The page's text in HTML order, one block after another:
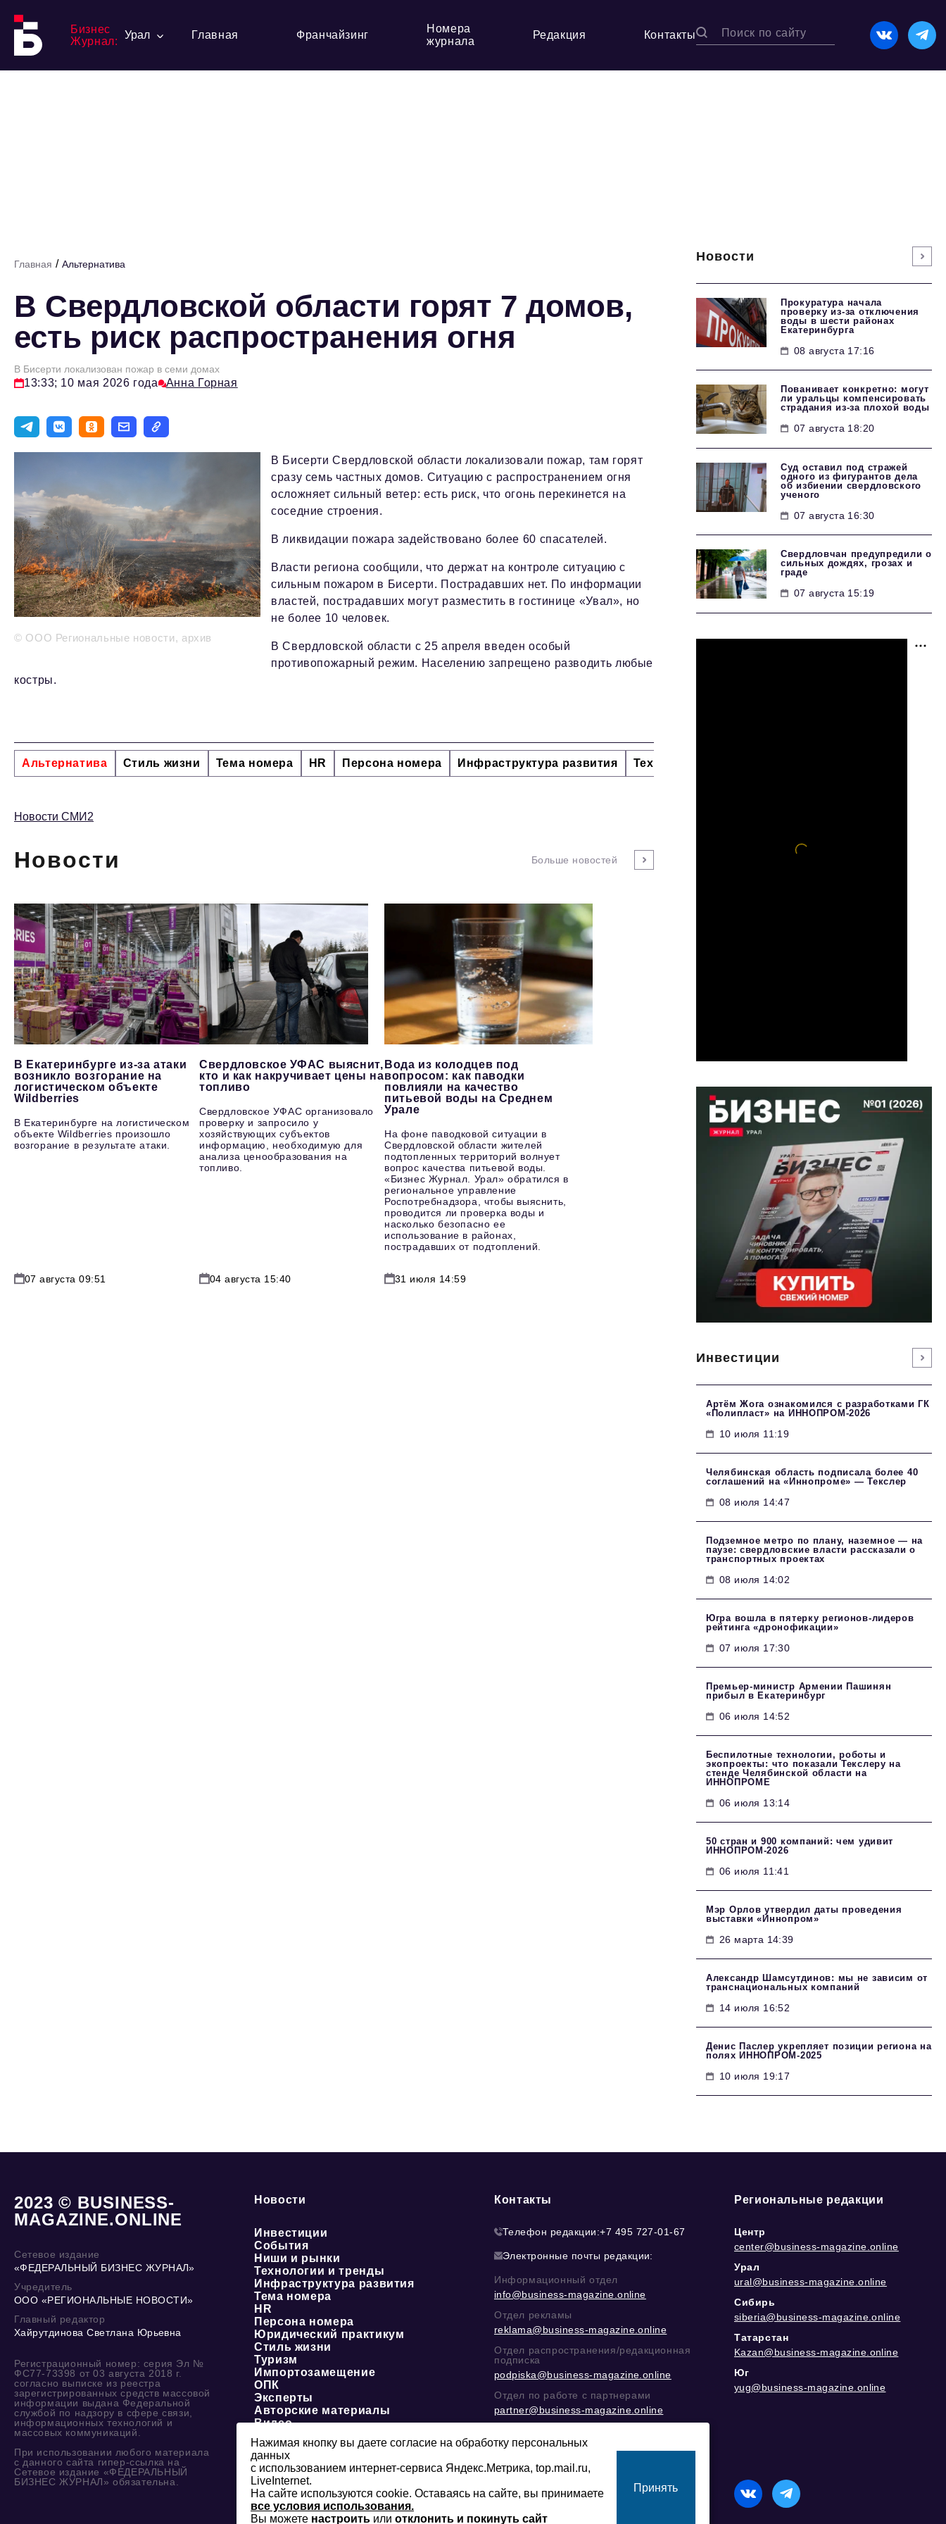
Бизнес
Журнал:
Урал Главная Франчайзинг
Номера
журнала
Редакция Контакты
Главная / Альтернатива
В Свердловской области горят 7 домов,
есть риск распространения огня
В Бисерти локализован пожар в семи домах
13:33; 10 мая 2026 года Анна Горная
© ООО Региональные новости, архив
В Бисерти Свердловской области локализовали пожар, там горят
сразу семь частных домов. Ситуацию с распространением огня
осложняет сильный ветер: есть риск, что огонь перекинется на
соседние строения.
В ликвидации пожара задействовано более 60 спасателей.
Власти региона сообщили, что держат на контроле ситуацию с
сильным пожаром в Бисерти. Пострадавших нет. По информации
властей, пострадавших могут разместить в гостинице «Увал», но
не более 10 человек.
В Свердловской области с 25 апреля введен особый
противопожарный режим. Населению запрещено разводить любые
костры.
Альтернатива Стиль жизни Тема номера HR Персона номера Инфраструктура развития Технологии и тренды
Новости СМИ2
Новости Больше новостей
В Екатеринбурге из-за атаки
возникло возгорание на
логистическом объекте
Wildberries
В Екатеринбурге на логистическом
объекте Wildberries произошло
возгорание в результате атаки.
07 августа 09:51
Свердловское УФАС выяснит,
кто и как накручивает цены на
топливо
Свердловское УФАС организовало
проверку и запросило у
хозяйствующих субъектов
информацию, необходимую для
анализа ценообразования на
топливо.
04 августа 15:40
Вода из колодцев под
вопросом: как паводки
повлияли на качество
питьевой воды на Среднем
Урале
На фоне паводковой ситуации в
Свердловской области жителей
подтопленных территорий волнует
вопрос качества питьевой воды.
«Бизнес Журнал. Урал» обратился в
региональное управление
Роспотребнадзора, чтобы выяснить,
проводится ли проверка воды и
насколько безопасно ее
использование в районах,
пострадавших от подтоплений.
31 июля 14:59
Новости
Прокуратура начала
проверку из-за отключения
воды в шести районах
Екатеринбурга
08 августа 17:16
Пованивает конкретно: могут
ли уральцы компенсировать
страдания из-за плохой воды
07 августа 18:20
Суд оставил под стражей
одного из фигурантов дела
об избиении свердловского
ученого
07 августа 16:30
Свердловчан предупредили о
сильных дождях, грозах и
граде
07 августа 15:19
Инвестиции
Артём Жога ознакомился с разработками ГК
«Полипласт» на ИННОПРОМ-2026
10 июля 11:19
Челябинская область подписала более 40
соглашений на «Иннопроме» — Текслер
08 июля 14:47
Подземное метро по плану, наземное — на
паузе: свердловские власти рассказали о
транспортных проектах
08 июля 14:02
Югра вошла в пятерку регионов-лидеров
рейтинга «дронофикации»
07 июля 17:30
Премьер-министр Армении Пашинян
прибыл в Екатеринбург
06 июля 14:52
Беспилотные технологии, роботы и
экопроекты: что показали Текслеру на
стенде Челябинской области на
ИННОПРОМЕ
06 июля 13:14
50 стран и 900 компаний: чем удивит
ИННОПРОМ‑2026
06 июля 11:41
Мэр Орлов утвердил даты проведения
выставки «Иннопром»
26 марта 14:39
Александр Шамсутдинов: мы не зависим от
транснациональных компаний
14 июля 16:52
Денис Паслер укрепляет позиции региона на
полях ИННОПРОМ-2025
10 июля 19:17
2023 © BUSINESS-
MAGAZINE.ONLINE
Сетевое издание
«ФЕДЕРАЛЬНЫЙ БИЗНЕС ЖУРНАЛ»
Учредитель
ООО «РЕГИОНАЛЬНЫЕ НОВОСТИ»
Главный редактор
Хайрутдинова Светлана Юрьевна
Регистрационный номер: серия Эл №
ФС77-73398 от 03 августа 2018 г.
согласно выписке из реестра
зарегистрированных средств массовой
информации выдана Федеральной
службой по надзору в сфере связи,
информационных технологий и
массовых коммуникаций.
При использовании любого материала
с данного сайта гипер-ссылка на
Сетевое издание «ФЕДЕРАЛЬНЫЙ
БИЗНЕС ЖУРНАЛ» обязательна.
Новости
Инвестиции
События
Ниши и рынки
Технологии и тренды
Инфраструктура развития
Тема номера
HR
Персона номера
Юридический практикум
Стиль жизни
Туризм
Импортозамещение
ОПК
Эксперты
Авторские материалы
Видео
Контакты
Телефон редакции:+7 495 727-01-67
Электронные почты редакции:
Информационный отдел
info@business-magazine.online
Отдел рекламы
reklama@business-magazine.online
Отдел распространения/редакционная
подписка
podpiska@business-magazine.online
Отдел по работе с партнерами
partner@business-magazine.online
@mazovилиMAX
16+
Сайт может содержать контент, не предназначенный для лиц
младше 16-ти лет.
Региональные редакции
Центр
center@business-magazine.online
Урал
ural@business-magazine.online
Сибирь
siberia@business-magazine.online
Татарстан
Kazan@business-magazine.online
Юг
yug@business-magazine.online
Нажимая кнопку вы даете согласие на обработку персональных
данных
с использованием интернет-сервиса Яндекс.Метрика, top.mail.ru,
LiveInternet.
На сайте используются cookie. Оставаясь на сайте, вы принимаете
все условия использования.
Вы можете настроить или отклонить и покинуть сайт
Принять